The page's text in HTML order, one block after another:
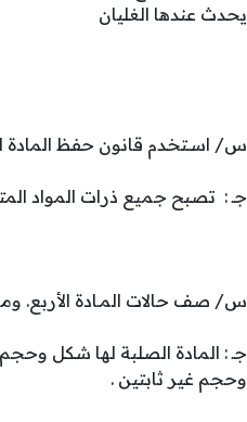
يحدث عندها الغليان
س/ اسـتخدم قانون حفظ المادة
جـ : تصبح جميع ذرات المواد
س/ صف حالات المـادة الأربع. وما
جـ : المادة الصلبة لها شكل
وحجم غير ثابتين .